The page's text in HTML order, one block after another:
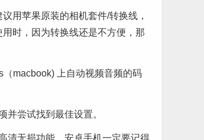
用苹果原装的相机套件/转换线，
时，因为转换线还是不方便，那
macbook) 上自动视频音频的码
尝试找到最佳设置。